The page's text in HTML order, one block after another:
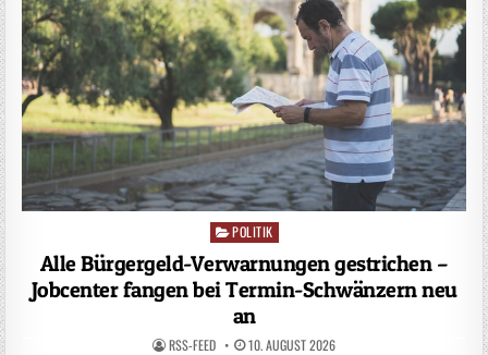
Posted
POLITIK
Alle Bürgergeld-Verwarnungen gestrichen –
Jobcenter fangen bei Termin-Schwänzern neu
an
RSS-FEED 10. AUGUST 2026